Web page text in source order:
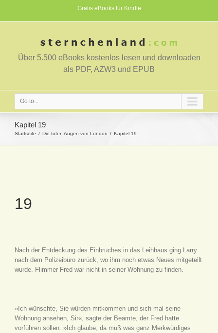
Gratis eBooks für Kindle
Über 5.500 eBooks kostenlos lesen und downloaden
als PDF, AZW3 und EPUB
Go to...
Kapitel 19
Startseite Die toten Augen von London Kapitel 19
19
Nach der Entdeckung des Einbruches in das Leihhaus ging Larry
nach dem Polizeibüro zurück, wo ihm noch etwas Neues mitgeteilt
wurde. Flimmer Fred war nicht in seiner Wohnung zu finden.
»Ich wünschte, Sie würden mitkommen und sich mal seine
Wohnung ansehen, Sir«, sagte der Beamte, der Fred hatte
vorführen sollen. »Ich glaube, da muß was ganz Merkwürdiges